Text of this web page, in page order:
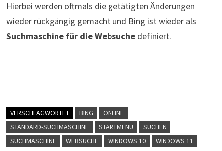
Hierbei werden oftmals die getätigten Änderungen
wieder rückgängig gemacht und Bing ist wieder als
Suchmaschine für die Websuchedefiniert.
VERSCHLAGWORTET BING
ONLINE
STANDARD-SUCHMASCHINE
STARTMENÜ
SUCHEN
SUCHMASCHINE
WEBSUCHE WINDOWS 10 WINDOWS 11